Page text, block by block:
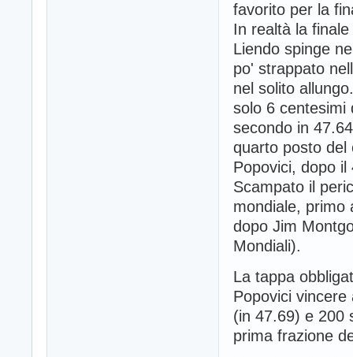
favorito per la
In realtà la
Liendo spinge
po' strappato
nel solito
solo 6 centesimi
secondo in
quarto posto del
Popovici, dopo
Scampato il
mondiale, primo
dopo Jim
Mondiali).
La tappa
Popovici
(in 47.69) e 200
prima frazione